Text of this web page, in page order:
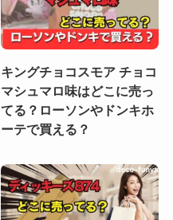
キングチョコスモア チョコ
マシュマロ味はどこに売っ
てる？ローソンやドンキホ
ーテで買える？